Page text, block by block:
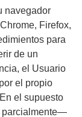
navegador
Firefox,
para
de un
el Usuario
el propio
el supuesto
parcialmente—